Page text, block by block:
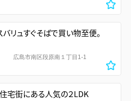
バリュすぐそばで買い物至便。
広島市南区段原南１丁目1-1
宅街にある人気の２LDK